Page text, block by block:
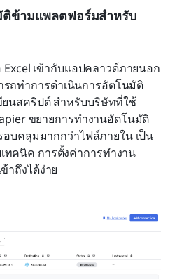
ติข้ามแพลตฟอร์มสำหรับ
เข้ากับแอปคลาวด์ภายนอก
ถทำการดำเนินการอัตโนมัติ
ยนสคริปต์ สำหรับบริษัทที่ใช้
ขยายการทำงานอัตโนมัติ
อบคลุมมากกว่าไฟล์ภายใน เป็น
คนิค การตั้งค่าการทำงาน
าถึงได้ง่าย